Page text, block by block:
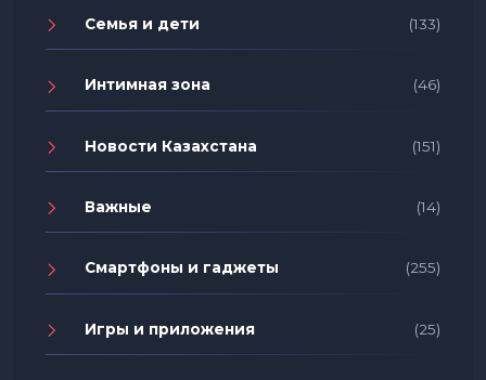
Семья и дети (133)
Интимная зона (46)
Новости Казахстана (151)
Важные (14)
Смартфоны и гаджеты (255)
Игры и приложения (25)